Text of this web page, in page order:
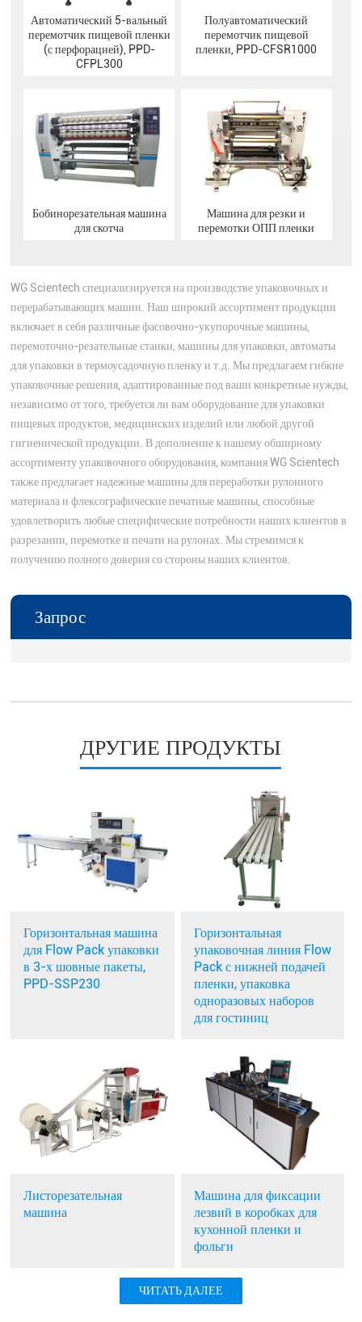
Автоматический 5-вальный
перемотчик пищевой пленки
(с перфорацией), PPD-
CFPL300
Полуавтоматический
перемотчик пищевой
пленки, PPD-CFSR1000
Бобинорезательная машина
для скотча
Машина для резки и
перемотки ОПП пленки
WG Scientech специализируется на производстве упаковочных и
перерабатывающих машин. Наш широкий ассортимент продукции
включает в себя различные фасовочно-укупорочные машины,
перемоточно-резательные станки, машины для упаковки, автоматы
для упаковки в термоусадочную пленку и т.д. Мы предлагаем гибкие
упаковочные решения, адаптированные под ваши конкретные нужды,
независимо от того, требуется ли вам оборудование для упаковки
пищевых продуктов, медицинских изделий или любой другой
гигиенической продукции. В дополнение к нашему обширному
ассортименту упаковочного оборудования, компания WG Scientech
также предлагает надежные машины для переработки рулонного
материала и флексографические печатные машины, способные
удовлетворить любые специфические потребности наших клиентов в
разрезании, перемотке и печати на рулонах. Мы стремимся к
получению полного доверия со стороны наших клиентов.
Запрос
ДРУГИЕ ПРОДУКТЫ
Горизонтальная машина
для Flow Pack упаковки
в 3-х шовные пакеты,
PPD-SSP230
Горизонтальная
упаковочная линия Flow
Pack с нижней подачей
пленки, упаковка
одноразовых наборов
для гостиниц
Листорезательная
машина
Машина для фиксации
лезвий в коробках для
кухонной пленки и
фольги
ЧИТАТЬ ДАЛЕЕ